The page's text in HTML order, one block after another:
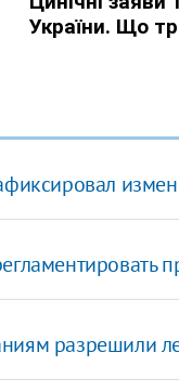
разрешили